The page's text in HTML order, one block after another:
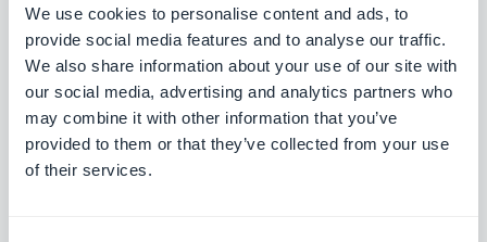
We use cookies to personalise content and ads, to
provide social media features and to analyse our traffic.
We also share information about your use of our site with
our social media, advertising and analytics partners who
may combine it with other information that you’ve
provided to them or that they’ve collected from your use
of their services.
giorni.